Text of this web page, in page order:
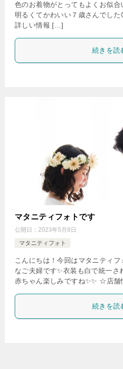
色のお着物がとってもよくお似合
明るくてかわいい７歳さんでし
詳しい情報 […]
続きを読
マタニティフォトです
公開日： 2023年5月8日
マタニティフォト
こんにちは！今回はマタニティフ
なご夫婦です✨衣装も白で統一
赤ちゃん楽しみですね✨✨ ☆店
続きを読